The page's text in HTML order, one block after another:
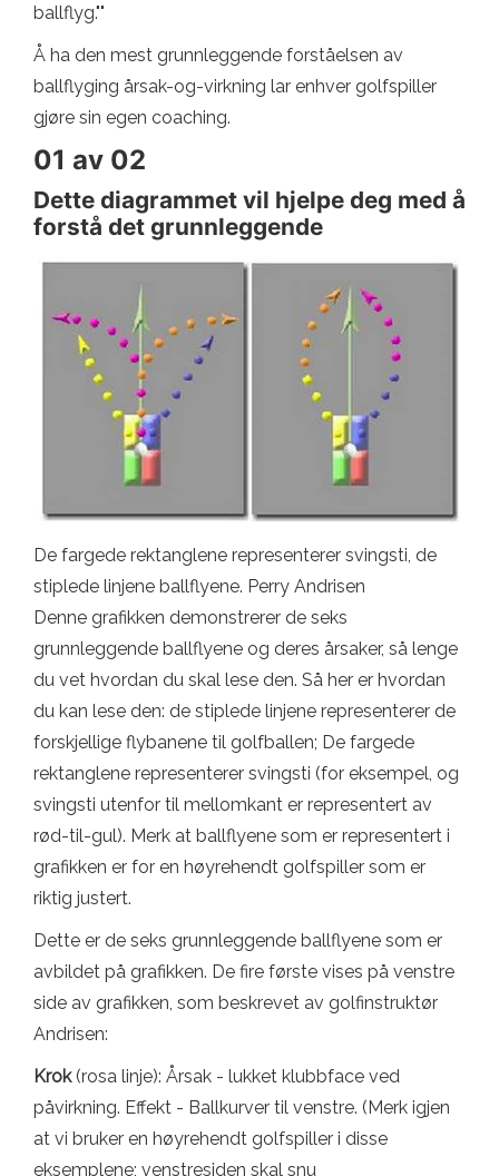
ballflyg.""
Å ha den mest grunnleggende forståelsen av
ballflyging årsak-og-virkning lar enhver golfspiller
gjøre sin egen coaching.
01 av 02
Dette diagrammet vil hjelpe deg med å
forstå det grunnleggende
De fargede rektanglene representerer svingsti, de
stiplede linjene ballflyene. Perry Andrisen
Denne grafikken demonstrerer de seks
grunnleggende ballflyene og deres årsaker, så lenge
du vet hvordan du skal lese den. Så her er hvordan
du kan lese den: de stiplede linjene representerer de
forskjellige flybanene til golfballen; De fargede
rektanglene representerer svingsti (for eksempel, og
svingsti utenfor til mellomkant er representert av
rød-til-gul). Merk at ballflyene som er representert i
grafikken er for en høyrehendt golfspiller som er
riktig justert.
Dette er de seks grunnleggende ballflyene som er
avbildet på grafikken. De fire første vises på venstre
side av grafikken, som beskrevet av golfinstruktør
Andrisen:
Krok(rosa linje): Årsak - lukket klubbface ved
påvirkning. Effekt - Ballkurver til venstre. (Merk igjen
at vi bruker en høyrehendt golfspiller i disse
eksemplene; venstresiden skal snu